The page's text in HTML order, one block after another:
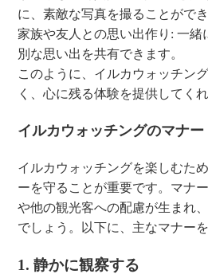
に、素敵な写真を撮ることができ
家族や友人との思い出作り: 一緒
別な思い出を共有できます。
このように、イルカウォッチン
く、心に残る体験を提供してくれ
イルカウォッチングのマナー
イルカウォッチングを楽しむた
ーを守ることが重要です。マナ
や他の観光客への配慮が生まれ
でしょう。以下に、主なマナー
1. 静かに観察する